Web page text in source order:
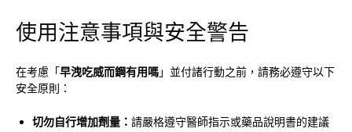
使用注意事項與安全警告
在考慮「早洩吃威而鋼有用嗎」並付諸行動之前，請務必遵守以下
安全原則：
切勿自行增加劑量： 請嚴格遵守醫師指示或藥品說明書的建議